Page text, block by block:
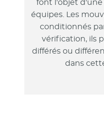
font l'objet d'une
équipes. Les
conditionnés
vérification, ils
différés ou
dans